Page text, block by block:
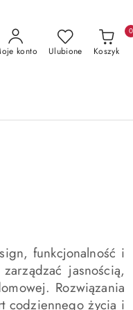
konto Ulubione Koszyk
0
funkcjonalność i
jasnością,
Rozwiązania
codziennego życia i